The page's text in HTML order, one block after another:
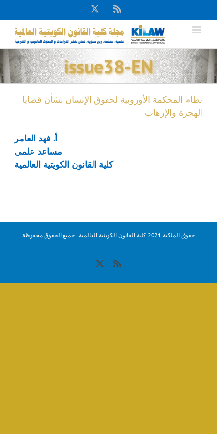
to
content
Rss
X
issue38-EN
نظام المحكمة الأوروبية لحقوق الإنسان بشأن قضايا
الهجرة والإرهاب
أ. فهد العامر
مساعد علمي
كلية القانون الكويتية العالمية
حقوق الملكية 2021 كلية القانون الكويتية العالمية | جميع الحقوق محفوظة
Rss
X